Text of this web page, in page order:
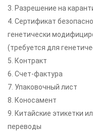
3. Разрешение на
4. Сертификат
генетически
(требуется для
5. Контракт
6. Счет-фактура
7. Упаковочный лист
8. Коносамент
9. Китайские этикетки
переводы